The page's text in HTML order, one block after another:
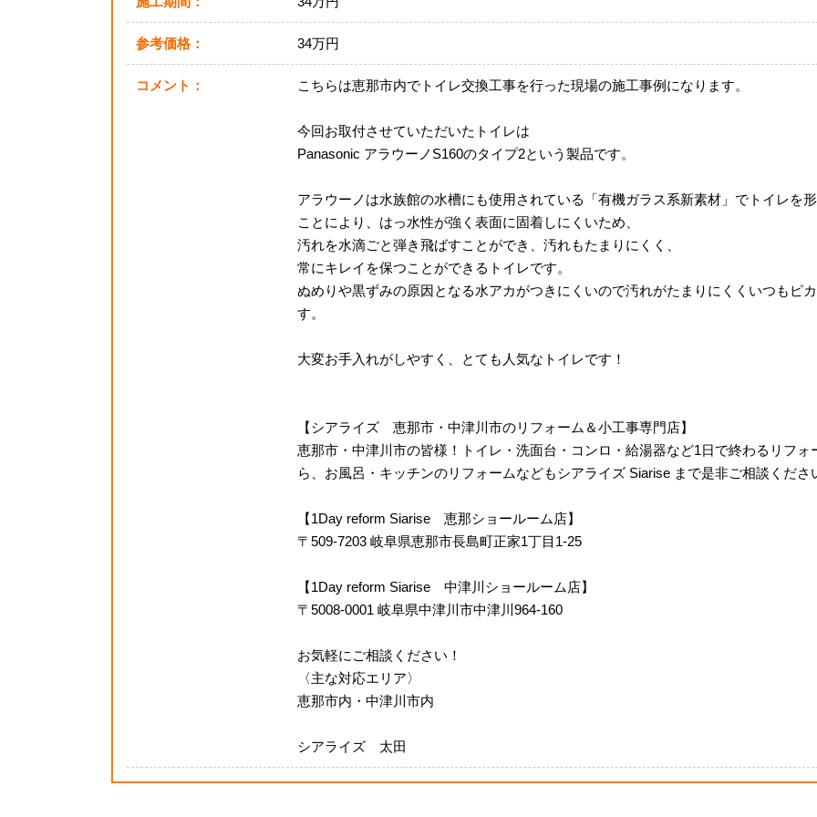
参考価格： 34万円
コメント： こちらは恵那市内でトイレ交換工事を行った現場の施工事例になります。
今回お取付させていただいたトイレは
Panasonic アラウーノS160のタイプ2という製品です。
アラウーノは水族館の水槽にも使用されている「有機ガラス系新素材」でトイレを
ことにより、はっ水性が強く表面に固着しにくいため、
汚れを水滴ごと弾き飛ばすことができ、汚れもたまりにくく、
常にキレイを保つことができるトイレです。
ぬめりや黒ずみの原因となる水アカがつきにくいので汚れがたまりにくくいつもピ
す。
大変お手入れがしやすく、とても人気なトイレです！
【シアライズ 恵那市・中津川市のリフォーム＆小工事専門店】
恵那市・中津川市の皆様！トイレ・洗面台・コンロ・給湯器など1日で終わるリフォ
ら、お風呂・キッチンのリフォームなどもシアライズ Siarise まで是非ご相談くださ
【1Day reform Siarise 恵那ショールーム店】
〒509-7203 岐阜県恵那市長島町正家1丁目1-25
【1Day reform Siarise 中津川ショールーム店】
〒5008-0001 岐阜県中津川市中津川964-160
お気軽にご相談ください！
〈主な対応エリア〉
恵那市内・中津川市内
シアライズ 太田